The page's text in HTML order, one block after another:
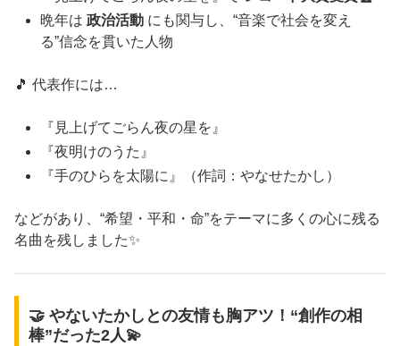
晩年は政治活動 にも関与し、“音楽で社会を変え
る”信念を貫いた人物
🎵 代表作には…
『見上げてごらん夜の星を』
『夜明けのうた』
『手のひらを太陽に』（作詞：やなせたかし）
などがあり、“希望・平和・命”をテーマに多くの心に残る
名曲を残しました✨
🤝 やないたかしとの友情も胸アツ！“創作の相
棒”だった2人💫